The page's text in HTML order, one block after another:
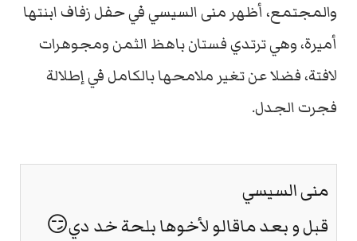
والمجتمع، أظهر منى السيسي في حفل زفاف ابنتها
أميرة، وهي ترتدي فستان باهظ الثمن ومجوهرات
لافتة، فضلا عن تغير ملامحها بالكامل في إطلالة
فجرت الجدل.
منى السيسي
قبل و بعد ماقالو لأخوها بلحة خد دي😏